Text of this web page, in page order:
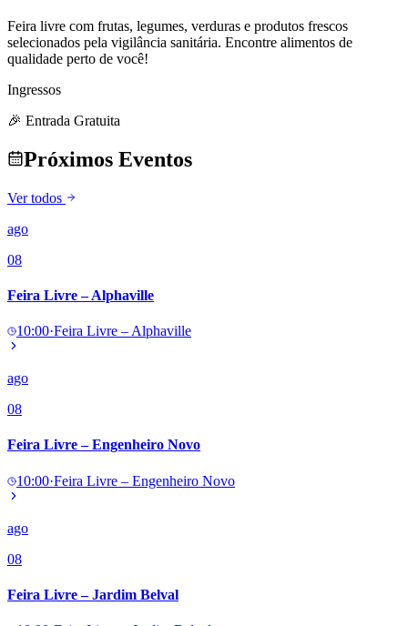
Feira livre com frutas, legumes, verduras e produtos frescos
selecionados pela vigilância sanitária. Encontre alimentos de
qualidade perto de você!
Ingressos
🎉 Entrada Gratuita
Próximos Eventos
Ver todos
ago
08
Feira Livre – Alphaville
10:00·Feira Livre – Alphaville
ago
08
Feira Livre – Engenheiro Novo
10:00·Feira Livre – Engenheiro Novo
ago
08
Feira Livre – Jardim Belval